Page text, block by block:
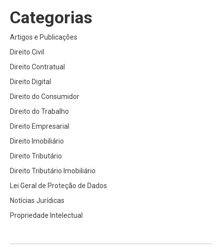
Categorias
Artigos e Publicações
Direito Civil
Direito Contratual
Direito Digital
Direito do Consumidor
Direito do Trabalho
Direito Empresarial
Direito Imobiliário
Direito Tributário
Direito Tributário Imobiliário
Lei Geral de Proteção de Dados
Notícias Jurídicas
Propriedade Intelectual